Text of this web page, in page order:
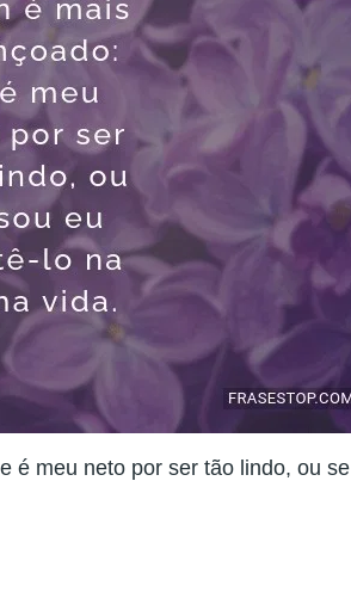
é meu neto por ser tão lindo, ou se